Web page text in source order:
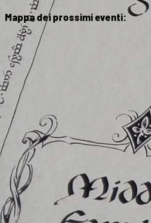
Mappa dei prossimi eventi: